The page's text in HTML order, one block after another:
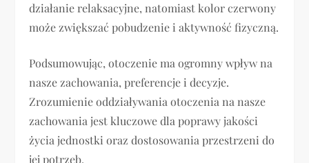
działanie relaksacyjne, natomiast kolor czerwony
może zwiększać pobudzenie i aktywność fizyczną.
Podsumowując, otoczenie ma ogromny wpływ na
nasze zachowania, preferencje i decyzje.
Zrozumienie oddziaływania otoczenia na nasze
zachowania jest kluczowe dla poprawy jakości
życia jednostki oraz dostosowania przestrzeni do
jej potrzeb.